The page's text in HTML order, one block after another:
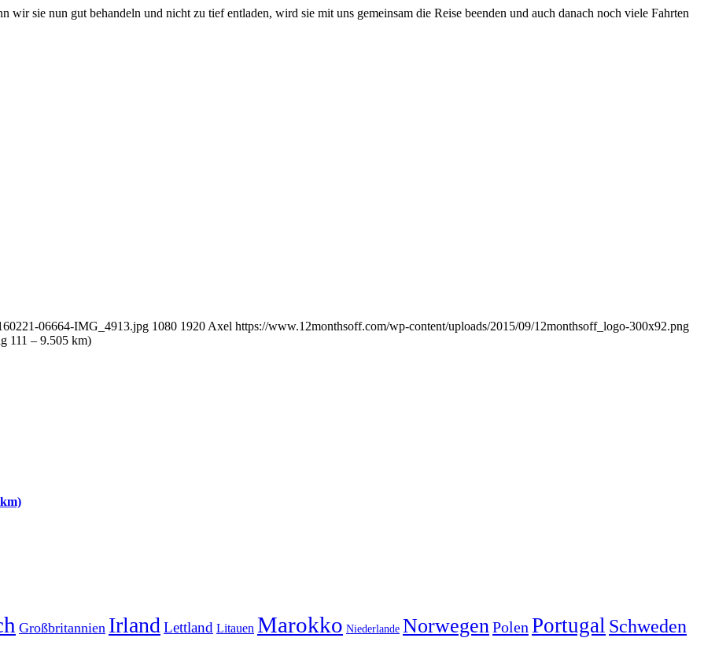
wir sie nun gut behandeln und nicht zu tief entladen, wird sie mit uns gemeinsam die Reise beenden und auch danach noch viele Fahrten
06664-IMG_4913.jpg 1080 1920 Axel https://www.12monthsoff.com/wp-content/uploads/2015/09/12monthsoff_logo-300x92.png
111 – 9.505 km)
Großbritannien Irland Lettland Litauen Marokko Niederlande NorwegenPolen Portugal Schweden